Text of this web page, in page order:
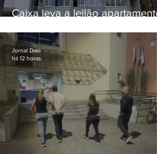
Caixa leva a leilão apartamento
Botafogo
Jornal Daki
há 12 horas